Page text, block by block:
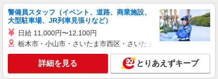
認知症介護基礎研修 ・初任者研修 ・実務者研修
・介護福祉士 など
訪問介護事業所 ソラスト国立/1380000057-019
ホームヘルパー（訪問介護員）（身体専任）
時給2,250円〜2,724円（経験・能力等による）
＜給与補足＞7:00〜8:00、18:00〜20:00は時給
UP（2,589円）/日曜日はさらに時給UP（2,724
円） ※居住支援特別手当20,000円/月（週20h以上
勤務の方）別途支給
東京都国立市北3-27-17 「多摩車検場」バス停
警備員スタッフ（イベント、道路、商業施設、
大型駐車場、JR列車見張りなど）
日給 11,000円〜12,100円
栃木市・小山市・さいたま市西区・さいたま市岩槻区・久喜市・
詳細を見る とりあえずキープ